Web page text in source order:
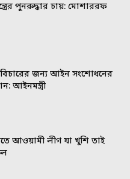
পুনরুদ্ধার চায়: মোশাররফ
জন্য আইন সংশোধনের
আইনমন্ত্রী
আওয়ামী লীগ যা খুশি তাই